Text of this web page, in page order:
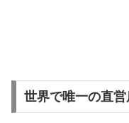
世界で唯一の直